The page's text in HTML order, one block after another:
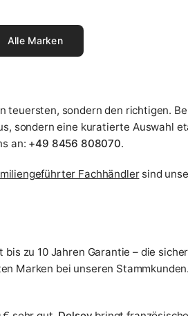
Alle Marken
teuersten, sondern den richtigen.
sondern eine kuratierte Auswahl
an: +49 8456 808070.
Fachhändlersind
zu 10 Jahren Garantie – die
Marken bei unseren Stammkunden.
sehr gut. Delsey bringt